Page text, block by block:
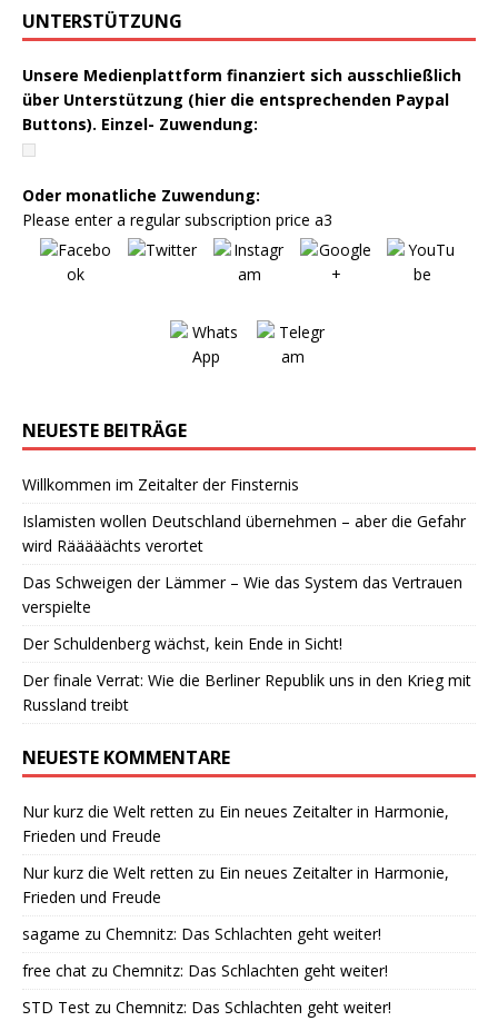
UNTERSTÜTZUNG
Unsere Medienplattform finanziert sich ausschließlich
über Unterstützung (hier die entsprechenden Paypal
Buttons). Einzel- Zuwendung:
Oder monatliche Zuwendung:
Please enter a regular subscription price a3
NEUESTE BEITRÄGE
Willkommen im Zeitalter der Finsternis
Islamisten wollen Deutschland übernehmen – aber die Gefahr
wird Rääääächts verortet
Das Schweigen der Lämmer – Wie das System das Vertrauen
verspielte
Der Schuldenberg wächst, kein Ende in Sicht!
Der finale Verrat: Wie die Berliner Republik uns in den Krieg mit
Russland treibt
NEUESTE KOMMENTARE
Nur kurz die Welt retten zu Ein neues Zeitalter in Harmonie,
Frieden und Freude
Nur kurz die Welt retten zu Ein neues Zeitalter in Harmonie,
Frieden und Freude
sagame zu Chemnitz: Das Schlachten geht weiter!
free chat zu Chemnitz: Das Schlachten geht weiter!
STD Test zu Chemnitz: Das Schlachten geht weiter!